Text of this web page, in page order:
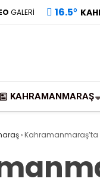
GALERİ 16.5°
KAHRAMANMARAŞ
› Kahramanmaraş’ta